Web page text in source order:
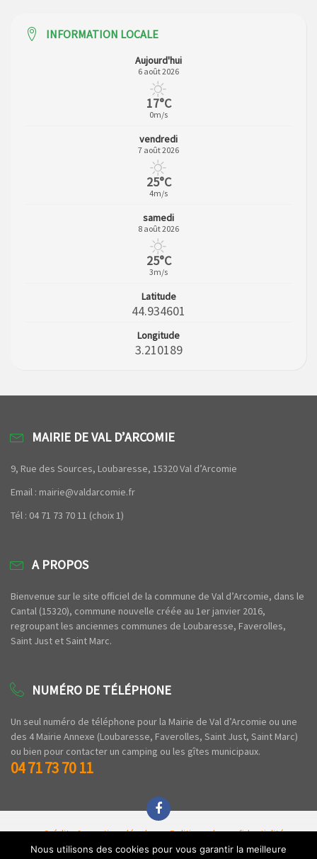
INFORMATION LOCALE
Aujourd'hui
6 août 2026
17°C
0m/s
vendredi
7 août 2026
25°C
4m/s
samedi
8 août 2026
25°C
3m/s
Latitude
44.934601
Longitude
3.210189
MAIRIE DE VAL D’ARCOMIE
9, Rue des Sources, Loubaresse, 15320 Val d’Arcomie
Email : mairie@valdarcomie.fr
Tél : 04 71 73 70 11 (choix 1)
A PROPOS
Bienvenue sur le site officiel de la commune de Val d’Arcomie, dans le
Cantal (15320), commune nouvelle créée au 1er janvier 2016,
regroupant les anciennes communes de Loubaresse, Faverolles,
Saint Just et Saint Marc.
NUMÉRO DE TÉLÉPHONE
Un seul numéro de téléphone pour la Mairie de Val d’Arcomie ou une
des 4 Mairie Annexe (Loubaresse, Faverolles, Saint Just, Saint Marc)
ou bien pour contacter un camping ou les gîtes municipaux.
04 71 73 70 11
Crédits & mentions légales
Politique de confidentialité
Espace privé
Nous utilisons des cookies pour vous garantir la meilleure